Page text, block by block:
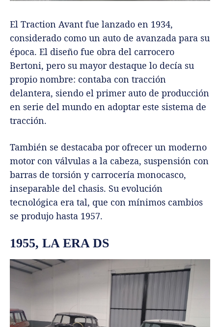
El Traction Avant fue lanzado en 1934,
considerado como un auto de avanzada para su
época. El diseño fue obra del carrocero
Bertoni, pero su mayor destaque lo decía su
propio nombre: contaba con tracción
delantera, siendo el primer auto de producción
en serie del mundo en adoptar este sistema de
tracción.
También se destacaba por ofrecer un moderno
motor con válvulas a la cabeza, suspensión con
barras de torsión y carrocería monocasco,
inseparable del chasis. Su evolución
tecnológica era tal, que con mínimos cambios
se produjo hasta 1957.
1955, LA ERA DS